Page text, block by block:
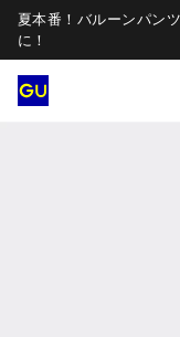
夏本番！バルーンパン
に！